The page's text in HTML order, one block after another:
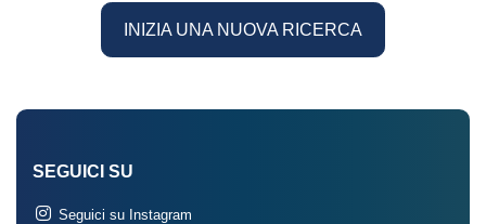
INIZIA UNA NUOVA RICERCA
SEGUICI SU
Seguici su Instagram